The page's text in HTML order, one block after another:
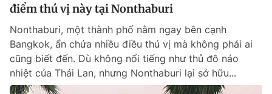
điểm thú vị này tại Nonthaburi
Nonthaburi, một thành phố nằm ngay bên cạnh
Bangkok, ẩn chứa nhiều điều thú vị mà không phải ai
cũng biết đến. Dù không nổi tiếng như thủ đô náo
nhiệt của Thái Lan, nhưng Nonthaburi lại sở hữu...